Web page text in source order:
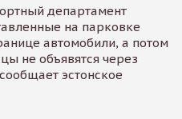
департамент
на парковке
автомобили, а потом
не объявятся через
эстонское